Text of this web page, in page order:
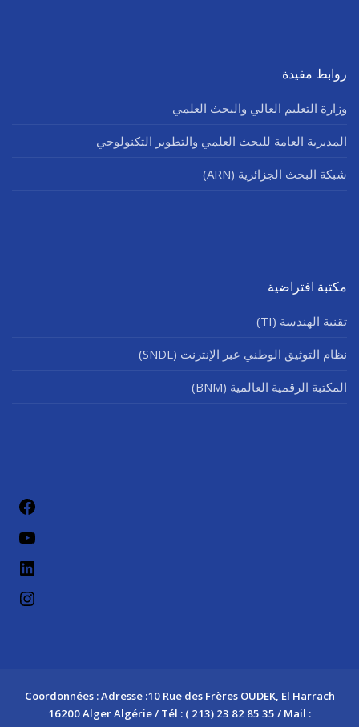
روابط مفيدة
وزارة التعليم العالي والبحث العلمي
المديرية العامة للبحث العلمي والتطوير التكنولوجي
شبكة البحث الجزائرية (ARN)
مكتبة افتراضية
تقنية الهندسة (TI)
نظام التوثيق الوطني عبر الإنترنت (SNDL)
المكتبة الرقمية العالمية (BNM)
لينكد إن
Coordonnées : Adresse :10 Rue des Frères OUDEK, El Harrach
16200 Alger Algérie / Tél : ( 213) 23 82 85 35 / Mail :